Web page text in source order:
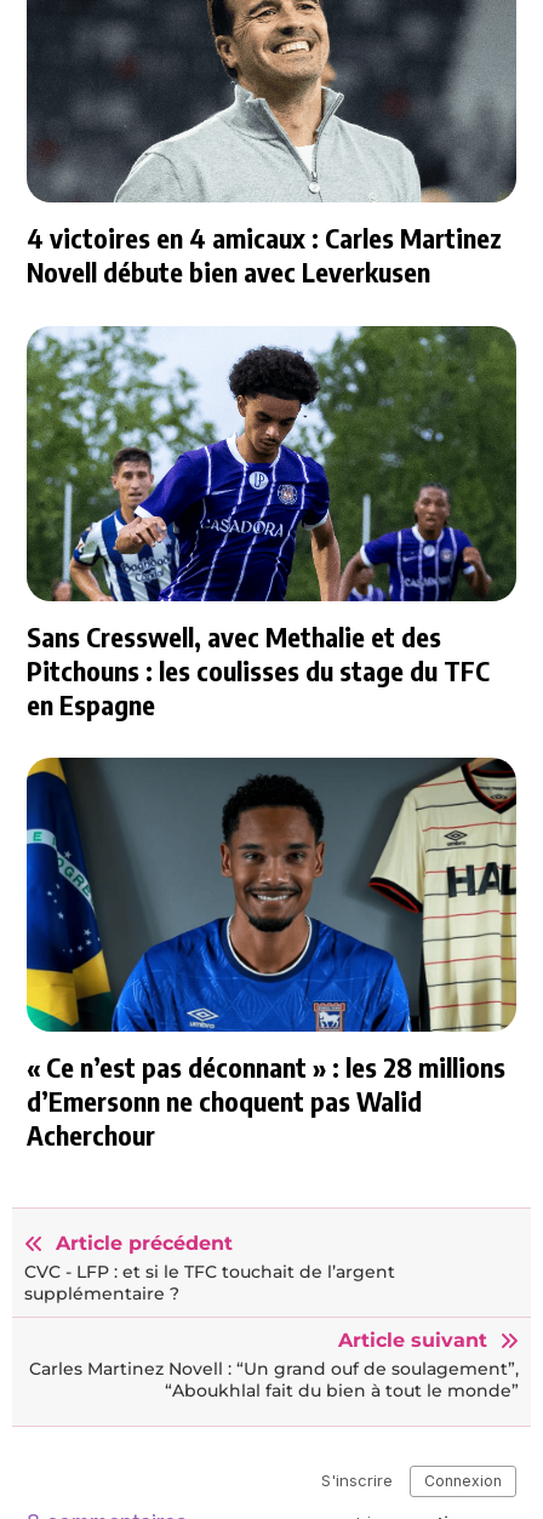
4 victoires en 4 amicaux : Carles Martinez
Novell débute bien avec Leverkusen
Sans Cresswell, avec Methalie et des
Pitchouns : les coulisses du stage du TFC
en Espagne
« Ce n’est pas déconnant » : les 28 millions
d’Emersonn ne choquent pas Walid
Acherchour
Article précédent
CVC - LFP : et si le TFC touchait de l’argent
supplémentaire ?
Article suivant
Carles Martinez Novell : “Un grand ouf de soulagement”,
“Aboukhlal fait du bien à tout le monde”